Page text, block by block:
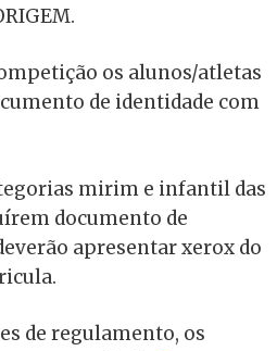
os alunos/atletas
de identidade com
mirim e infantil das
documento de
apresentar xerox do
de regulamento, os